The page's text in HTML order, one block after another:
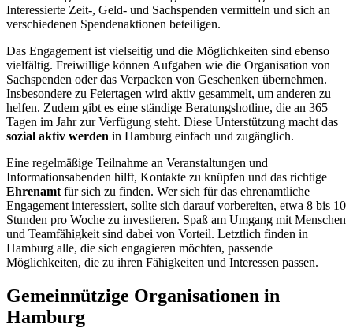
Interessierte Zeit-, Geld- und Sachspenden vermitteln und sich an
verschiedenen Spendenaktionen beteiligen.
Das Engagement ist vielseitig und die Möglichkeiten sind ebenso
vielfältig. Freiwillige können Aufgaben wie die Organisation von
Sachspenden oder das Verpacken von Geschenken übernehmen.
Insbesondere zu Feiertagen wird aktiv gesammelt, um anderen zu
helfen. Zudem gibt es eine ständige Beratungshotline, die an 365
Tagen im Jahr zur Verfügung steht. Diese Unterstützung macht das
sozial aktiv werden in Hamburg einfach und zugänglich.
Eine regelmäßige Teilnahme an Veranstaltungen und
Informationsabenden hilft, Kontakte zu knüpfen und das richtige
Ehrenamt für sich zu finden. Wer sich für das ehrenamtliche
Engagement interessiert, sollte sich darauf vorbereiten, etwa 8 bis 10
Stunden pro Woche zu investieren. Spaß am Umgang mit Menschen
und Teamfähigkeit sind dabei von Vorteil. Letztlich finden in
Hamburg alle, die sich engagieren möchten, passende
Möglichkeiten, die zu ihren Fähigkeiten und Interessen passen.
Gemeinnützige Organisationen in
Hamburg